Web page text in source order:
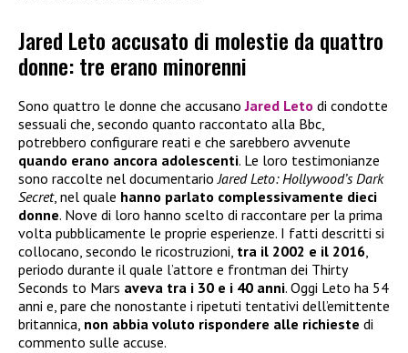
Jared Leto accusato di molestie da quattro
donne: tre erano minorenni
Sono quattro le donne che accusanoJared Leto di condotte
sessuali che, secondo quanto raccontato alla Bbc,
potrebbero configurare reati e che sarebbero avvenute
quando erano ancora adolescenti. Le loro testimonianze
sono raccolte nel documentarioJared Leto: Hollywood’s Dark
Secret, nel quale hanno parlato complessivamente dieci
donne. Nove di loro hanno scelto di raccontare per la prima
volta pubblicamente le proprie esperienze. I fatti descritti si
collocano, secondo le ricostruzioni, tra il 2002 e il 2016,
periodo durante il quale l’attore e frontman dei Thirty
Seconds to Mars aveva tra i 30 e i 40 anni. Oggi Leto ha 54
anni e, pare che nonostante i ripetuti tentativi dell’emittente
britannica, non abbia voluto rispondere alle richieste di
commento sulle accuse.